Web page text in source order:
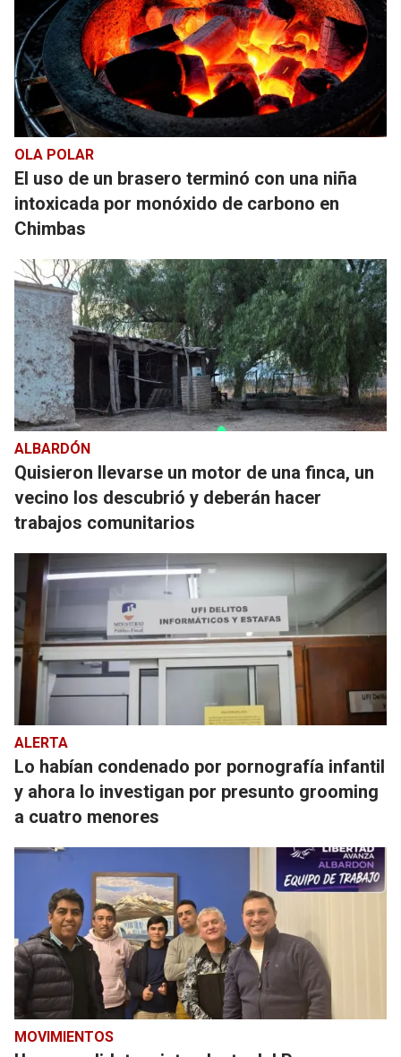
OLA POLAR
El uso de un brasero terminó con una niña
intoxicada por monóxido de carbono en
Chimbas
ALBARDÓN
Quisieron llevarse un motor de una finca, un
vecino los descubrió y deberán hacer
trabajos comunitarios
ALERTA
Lo habían condenado por pornografía infantil
y ahora lo investigan por presunto grooming
a cuatro menores
MOVIMIENTOS